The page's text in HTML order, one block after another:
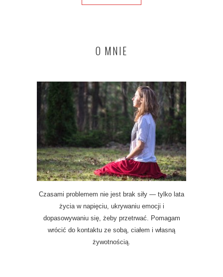
O MNIE
Czasami problemem nie jest brak siły — tylko lata
życia w napięciu, ukrywaniu emocji i
dopasowywaniu się, żeby przetrwać. Pomagam
wrócić do kontaktu ze sobą, ciałem i własną
żywotnością.